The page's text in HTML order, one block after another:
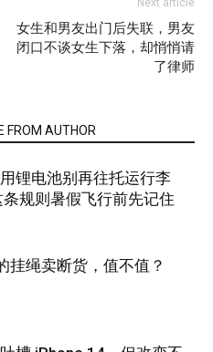
Next article
女生和男友出门后失联，男友
闭口不谈女生下落，却悄悄请
了律师
FROM AUTHOR
锂电池别再往托运行李
规则暑假飞行前先记住
挂绳卖断货，值不值？